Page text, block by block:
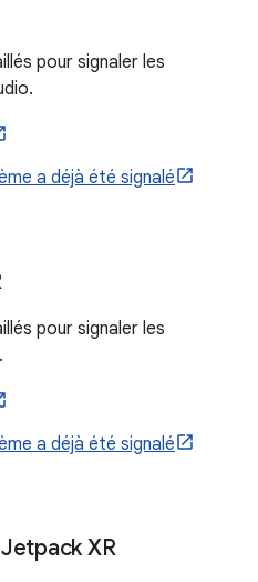
pour signaler les
a déjà été signalé
pour signaler les
a déjà été signalé
XR